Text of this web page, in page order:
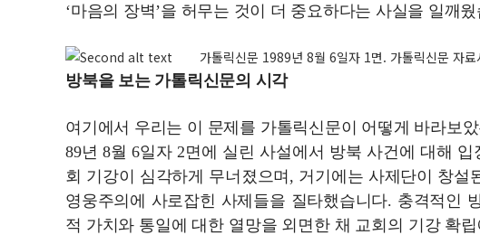
‘마음의 장벽’을 허무는 것이 더 중요하다는 사실을 일깨
가톨릭신문 1989년 8월 6일자 1면. 가톨릭신문 자료
방북을 보는 가톨릭신문의 시각
여기에서 우리는 이 문제를 가톨릭신문이 어떻게 바라보
89년 8월 6일자 2면에 실린 사설에서 방북 사건에 대해
회 기강이 심각하게 무너졌으며, 거기에는 사제단이 창
영웅주의에 사로잡힌 사제들을 질타했습니다. 충격적인
적 가치와 통일에 대한 열망을 외면한 채 교회의 기강 확